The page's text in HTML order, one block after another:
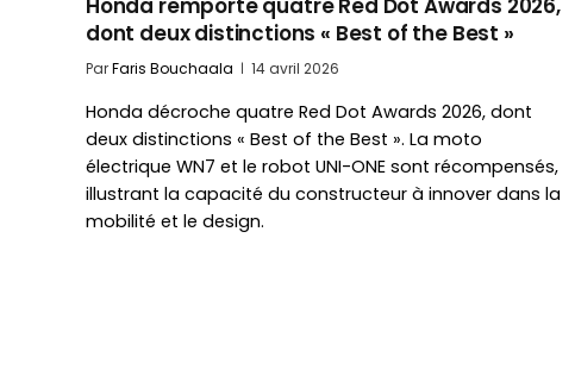
Honda remporte quatre Red Dot Awards 2026,
dont deux distinctions « Best of the Best »
ParFaris Bouchaala 14 avril 2026
Honda décroche quatre Red Dot Awards 2026, dont
deux distinctions « Best of the Best ». La moto
électrique WN7 et le robot UNI-ONE sont récompensés,
illustrant la capacité du constructeur à innover dans la
mobilité et le design.